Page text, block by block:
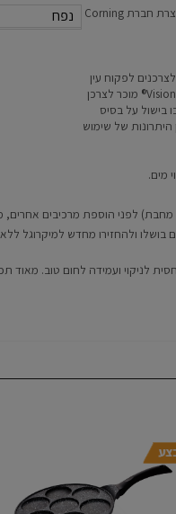
נפח
עם מכסה תוצרת חברת Corning
לפקוח עין
מוכר לצרכן
בישול על בסיס
של שימוש
מים.
מחבת) לפני הוספת מרכיבים אחרים,
בושלו ולהחזירו מחדש למיקרוגל
לניקוי ועמידה לחום טוב. מאוד